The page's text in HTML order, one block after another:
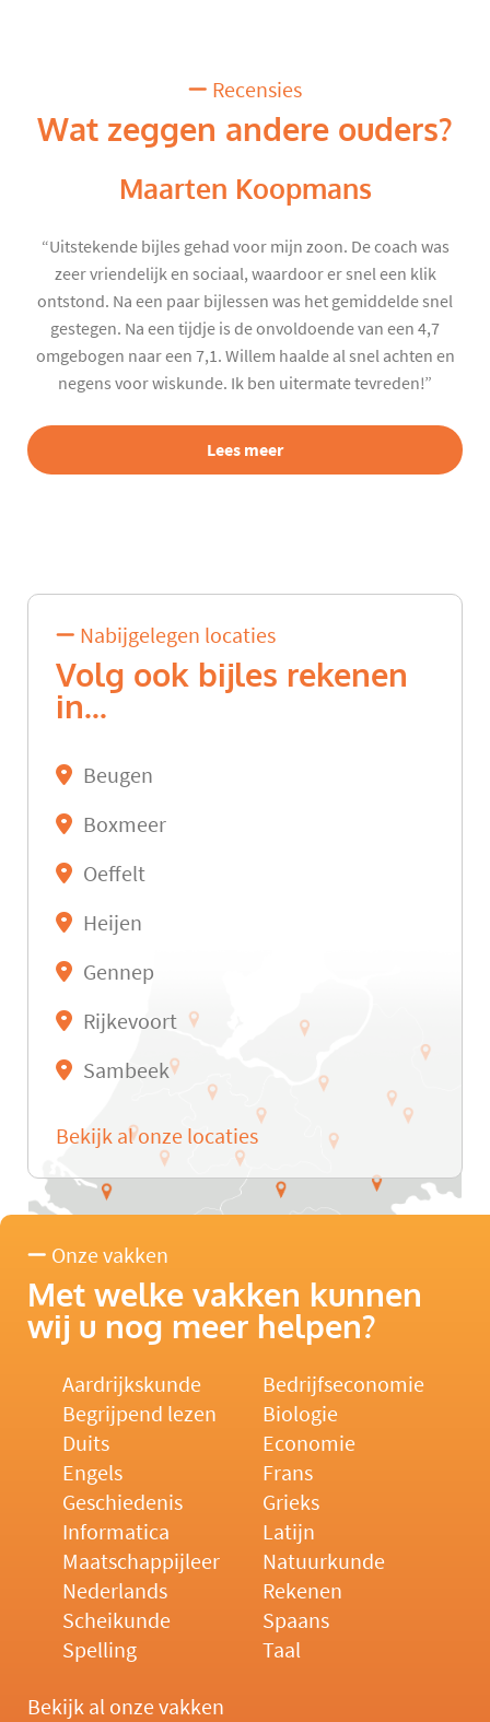
Recensies
Wat zeggen andere ouders?
Maarten Koopmans
“Uitstekende bijles gehad voor mijn zoon. De coach was
zeer vriendelijk en sociaal, waardoor er snel een klik
ontstond. Na een paar bijlessen was het gemiddelde snel
gestegen. Na een tijdje is de onvoldoende van een 4,7
omgebogen naar een 7,1. Willem haalde al snel achten en
negens voor wiskunde. Ik ben uitermate tevreden!”
Lees meer
Nabijgelegen locaties
Volg ook bijles rekenen
in...
Beugen
Boxmeer
Oeffelt
Heijen
Gennep
Rijkevoort
Sambeek
Bekijk al onze locaties
Onze vakken
Met welke vakken kunnen
wij u nog meer helpen?
Aardrijkskunde
Bedrijfseconomie
Begrijpend lezen
Biologie
Duits
Economie
Engels
Frans
Geschiedenis
Grieks
Informatica
Latijn
Maatschappijleer
Natuurkunde
Nederlands
Rekenen
Scheikunde
Spaans
Spelling
Taal
Bekijk al onze vakken